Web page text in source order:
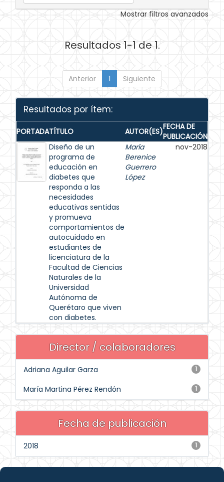
Mostrar filtros avanzados
Resultados 1-1 de 1.
Anterior 1 Siguiente
Resultados por ítem:
PORTADATÍTULO AUTOR(ES)FECHA DE
PUBLICACIÓN
Diseño de un
programa de
educación en
diabetes que
responda a las
necesidades
educativas sentidas
y promueva
comportamientos de
autocuidado en
estudiantes de
licenciatura de la
Facultad de Ciencias
Naturales de la
Universidad
Autónoma de
Querétaro que viven
con diabetes.
María
Berenice
Guerrero
López
nov-2018
Director / colaboradores
1
Adriana Aguilar Garza
1
María Martina Pérez Rendón
Fecha de publicación
1
2018